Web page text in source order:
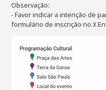
Observação:
- Favor indicar a intenção de
formulário de inscrição no X